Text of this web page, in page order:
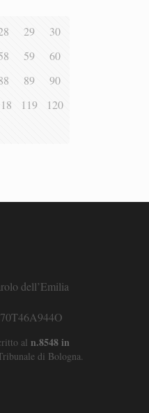
29
30
59
60
89
90
119
120
dell’Emilia
al n.8548 in
di Bologna.